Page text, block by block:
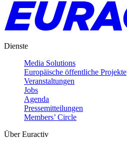
Dienste
Media Solutions
Europäische öffentliche Projekte
Veranstaltungen
Jobs
Agenda
Pressemitteilungen
Members’ Circle
Über Euractiv